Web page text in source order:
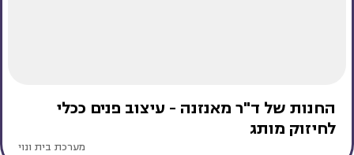
החנות של ד"ר מאנזנה - עיצוב פנים ככלי
לחיזוק מותג
מערכת בית ונוי